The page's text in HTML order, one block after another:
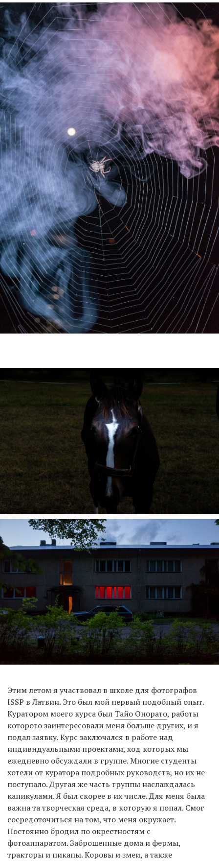
Этим летом я участвовал в школе для фотографов
ISSP в Латвии. Это был мой первый подобный опыт.
Куратором моего курса был Тайо Онорато, работы
которого заинтересовали меня больше других, и я
подал заявку. Курс заключался в работе над
индивидуальными проектами, ход которых мы
ежедневно обсуждали в группе. Многие студенты
хотели от куратора подробных руководств, но их не
поступало. Другая же часть группы наслаждалась
каникулами. Я был скорее в их числе. Для меня была
важна та творческая среда, в которую я попал. Смог
сосредоточиться на том, что меня окружает.
Постоянно бродил по окрестностям с
фотоаппаратом. Заброшенные дома и фермы,
тракторы и пикапы. Коровы и змеи, а также